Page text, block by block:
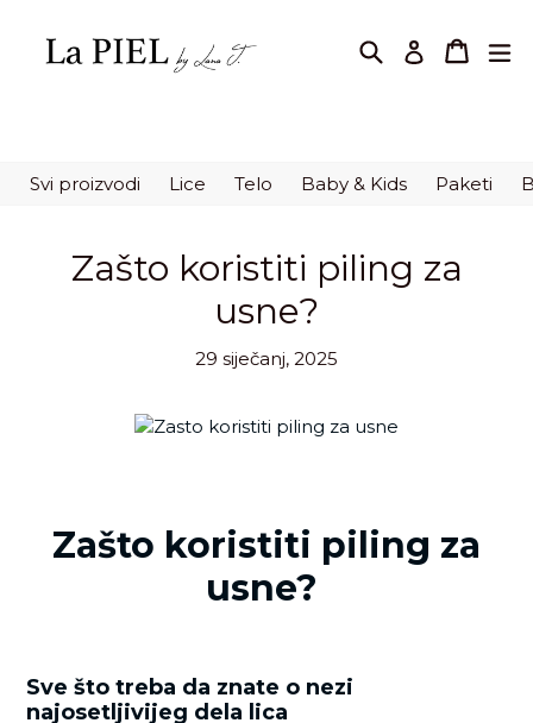
sadržaj.
PretražiPrijavi se
korpa
korpa
Svi proizvodi Lice Telo Baby & Kids Paketi
Zašto koristiti piling za
usne?
29 siječanj, 2025
Zašto koristiti piling za
usne?
Sve što treba da znate o nezi
najosetljivijeg dela lica